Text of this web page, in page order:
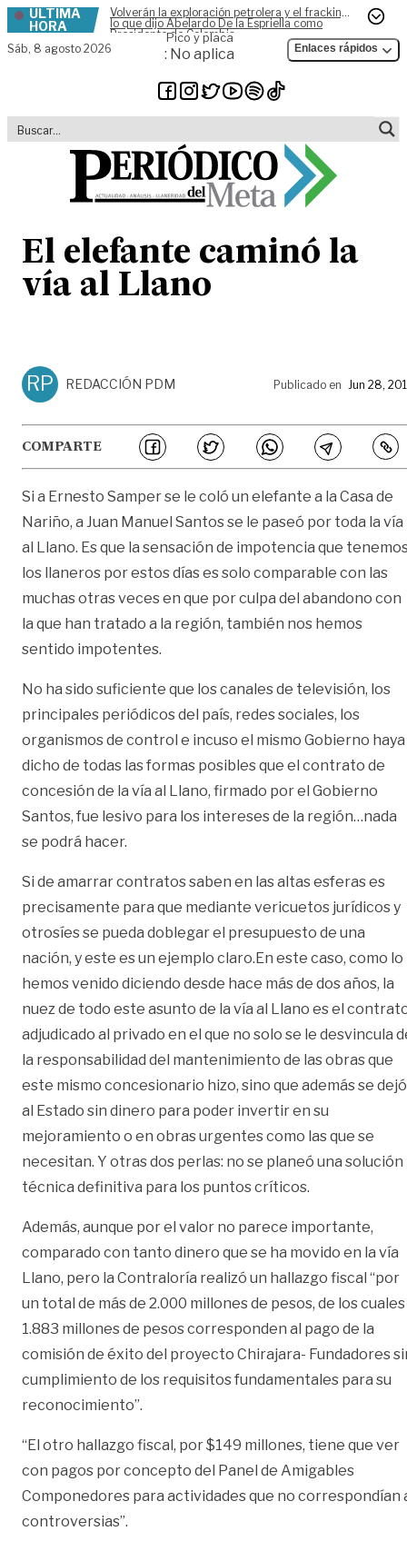
Skip to content
ÚLTIMA
HORA
Volverán la exploración petrolera y el fracking,
lo que dijo Abelardo De la Espriella como
Presidente de Colombia
Sáb, 8 agosto 2026
Pico y placa
: No aplica Enlaces rápidos
El elefante caminó la
vía al Llano
RP REDACCIÓN PDM Publicado en Jun 28,
COMPARTE
Si a Ernesto Samper se le coló un elefante a la Casa de
Nariño, a Juan Manuel Santos se le paseó por toda la vía
al Llano. Es que la sensación de impotencia que
los llaneros por estos días es solo comparable con las
muchas otras veces en que por culpa del abandono con
la que han tratado a la región, también nos hemos
sentido impotentes.
No ha sido suficiente que los canales de televisión, los
principales periódicos del país, redes sociales, los
organismos de control e incuso el mismo Gobierno haya
dicho de todas las formas posibles que el contrato de
concesión de la vía al Llano, firmado por el Gobierno
Santos, fue lesivo para los intereses de la región…nada
se podrá hacer.
Si de amarrar contratos saben en las altas esferas es
precisamente para que mediante vericuetos jurídicos y
otrosíes se pueda doblegar el presupuesto de una
nación, y este es un ejemplo claro.En este caso, como lo
hemos venido diciendo desde hace más de dos años, la
nuez de todo este asunto de la vía al Llano es el
adjudicado al privado en el que no solo se le desvincula
la responsabilidad del mantenimiento de las obras que
este mismo concesionario hizo, sino que además se dejó
al Estado sin dinero para poder invertir en su
mejoramiento o en obras urgentes como las que se
necesitan. Y otras dos perlas: no se planeó una solución
técnica definitiva para los puntos críticos.
Además, aunque por el valor no parece importante,
comparado con tanto dinero que se ha movido en la vía
Llano, pero la Contraloría realizó un hallazgo fiscal “por
un total de más de 2.000 millones de pesos, de los cuales
1.883 millones de pesos corresponden al pago de la
comisión de éxito del proyecto Chirajara- Fundadores
cumplimiento de los requisitos fundamentales para su
reconocimiento”.
“El otro hallazgo fiscal, por $149 millones, tiene que ver
con pagos por concepto del Panel de Amigables
Componedores para actividades que no correspondían
controversias”.